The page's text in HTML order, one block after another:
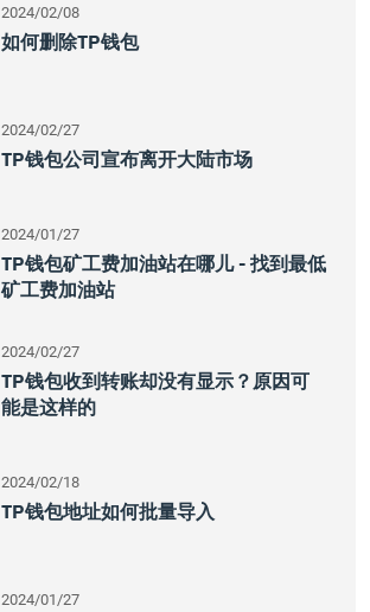
2024/02/08
如何删除TP钱包
2024/02/27
TP钱包公司宣布离开大陆市场
2024/01/27
TP钱包矿工费加油站在哪儿 - 找到最低
矿工费加油站
2024/02/27
TP钱包收到转账却没有显示？原因可
能是这样的
2024/02/18
TP钱包地址如何批量导入
2024/01/27